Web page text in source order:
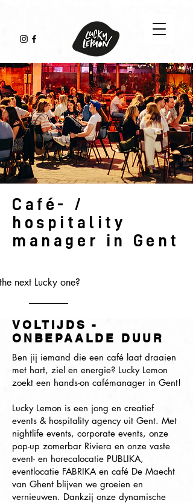
Café- /
hospitality
manager in Gent
next Lucky one?
VOLTIJDS -
ONBEPAALDE DUUR
Ben jij iemand die een café laat draaien
met hart, ziel en energie? Lucky Lemon
zoekt een hands-on cafémanager in Gent!
Lucky Lemon is een jong en creatief
events & hospitality agency uit Gent. Met
nightlife events, corporate events, onze
pop-up zomerbar Riviera en onze vaste
event- en horecalocatie PUBLIKA,
eventlocatie FABRIKA en café De Maecht
van Ghent blijven we groeien en
vernieuwen. Dankzij onze dynamische